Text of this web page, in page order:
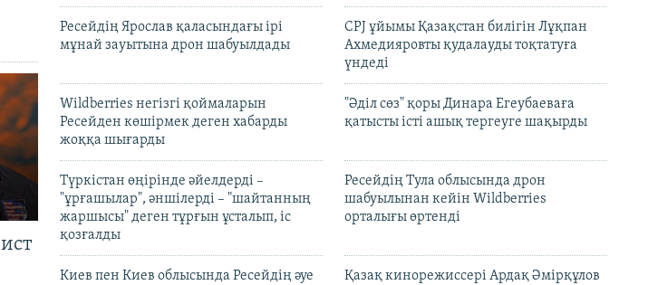
Ресейдің Ярослав қаласындағы ірі
мұнай зауытына дрон шабуылдады
CPJ ұйымы Қазақстан билігін Лұқпан
Ахмедияровты қудалауды тоқтатуға
үндеді
Wildberries негізгі қоймаларын
Ресейден көшірмек деген хабарды
жоққа шығарды
"Әділ сөз" қоры Динара Егеубаеваға
қатысты істі ашық тергеуге шақырды
Түркістан өңірінде әйелдерді –
"ұрғашылар", әншілерді – "шайтанның
жаршысы" деген тұрғын ұсталып, іс
қозғалды
Ресейдің Тула облысында дрон
шабуылынан кейін Wildberries
орталығы өртенді
Киев пен Киев облысында Ресейдің әуе
Қазақ кинорежиссері Ардақ Әмірқұлов